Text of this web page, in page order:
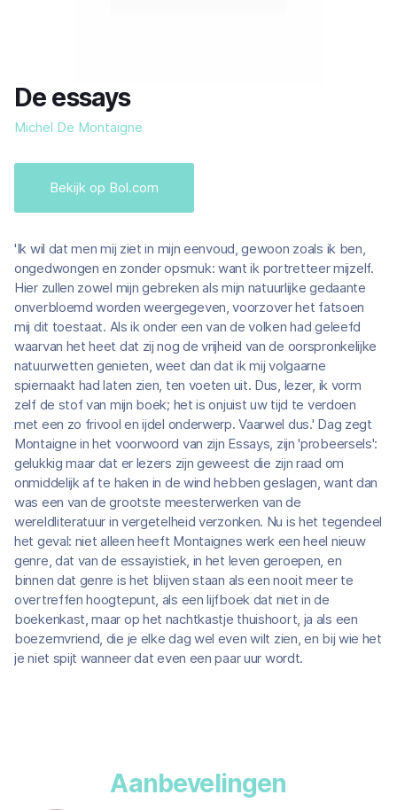
De essays
Michel De Montaigne
Bekijk op Bol.com
'Ik wil dat men mij ziet in mijn eenvoud, gewoon zoals ik ben,
ongedwongen en zonder opsmuk: want ik portretteer mijzelf.
Hier zullen zowel mijn gebreken als mijn natuurlijke gedaante
onverbloemd worden weergegeven, voorzover het fatsoen
mij dit toestaat. Als ik onder een van de volken had geleefd
waarvan het heet dat zij nog de vrijheid van de oorspronkelijke
natuurwetten genieten, weet dan dat ik mij volgaarne
spiernaakt had laten zien, ten voeten uit. Dus, lezer, ik vorm
zelf de stof van mijn boek; het is onjuist uw tijd te verdoen
met een zo frivool en ijdel onderwerp. Vaarwel dus.' Dag zegt
Montaigne in het voorwoord van zijn Essays, zijn 'probeersels':
gelukkig maar dat er lezers zijn geweest die zijn raad om
onmiddelijk af te haken in de wind hebben geslagen, want dan
was een van de grootste meesterwerken van de
wereldliteratuur in vergetelheid verzonken. Nu is het tegendeel
het geval: niet alleen heeft Montaignes werk een heel nieuw
genre, dat van de essayistiek, in het leven geroepen, en
binnen dat genre is het blijven staan als een nooit meer te
overtreffen hoogtepunt, als een lijfboek dat niet in de
boekenkast, maar op het nachtkastje thuishoort, ja als een
boezemvriend, die je elke dag wel even wilt zien, en bij wie het
je niet spijt wanneer dat even een paar uur wordt.
Aanbevelingen